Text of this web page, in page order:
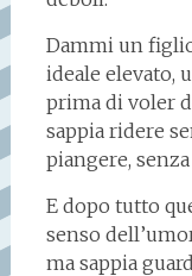
Dammi un
ideale elevato,
prima di voler
sappia ridere
piangere,
E dopo tutto
senso
ma sappia